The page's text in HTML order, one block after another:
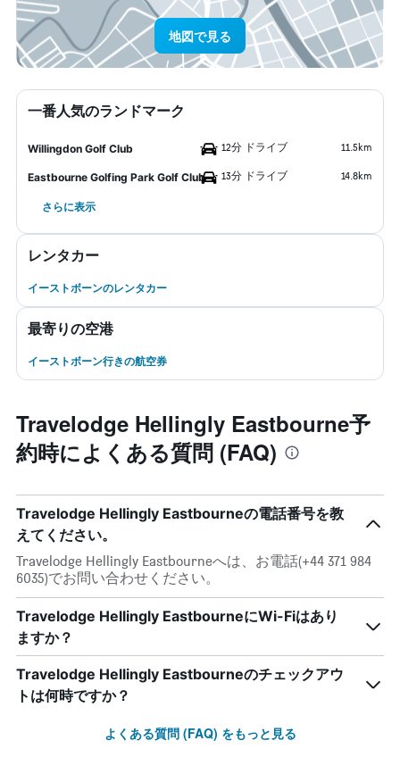
地図で見る
一番人気のランドマーク
Willingdon Golf Club 12分 ドライブ 11.5km
Eastbourne Golfing Park Golf Club 13分 ドライブ 14.8km
さらに表示
レンタカー
イーストボーンのレンタカー
最寄りの空港
イーストボーン行きの航空券
Travelodge Hellingly Eastbourne予
約時によくある質問 (FAQ)
Travelodge Hellingly Eastbourneの電話番号を教
えてください。
Travelodge Hellingly Eastbourneへは、お電話(+44 371 984
6035)でお問い合わせください。
Travelodge Hellingly EastbourneにWi-Fiはあり
ますか？
Travelodge Hellingly Eastbourneのチェックアウ
トは何時ですか？
よくある質問 (FAQ) をもっと見る